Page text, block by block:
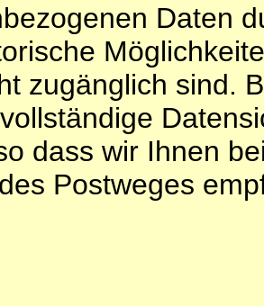
Daten
zugänglich sind.
dass wir Ihnen
Postweges